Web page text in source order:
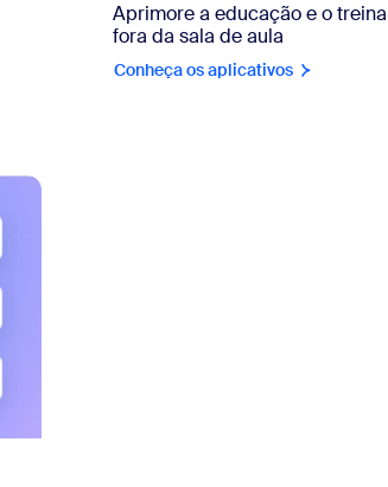
Aprimore a educação e o
fora da sala de aula
Conheça os aplicativos